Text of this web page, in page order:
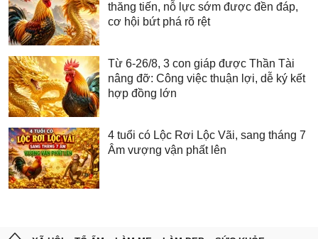
thăng tiến, nỗ lực sớm được đền đáp,
cơ hội bứt phá rõ rệt
Từ 6-26/8, 3 con giáp được Thần Tài
nâng đỡ: Công việc thuận lợi, dễ ký kết
hợp đồng lớn
4 tuổi có Lộc Rơi Lộc Vãi, sang tháng 7
Âm vượng vận phất lên